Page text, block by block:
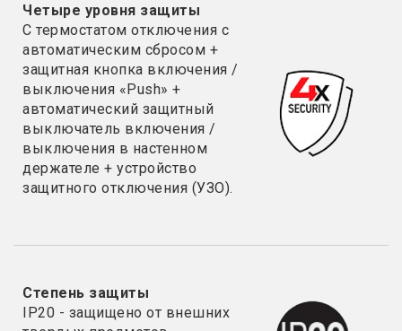
Четыре уровня защиты
С термостатом отключения с
автоматическим сбросом +
защитная кнопка включения /
выключения «Push» +
автоматический защитный
выключатель включения /
выключения в настенном
держателе + устройство
защитного отключения (УЗО).
Степень защиты
IP20 - защищено от внешних